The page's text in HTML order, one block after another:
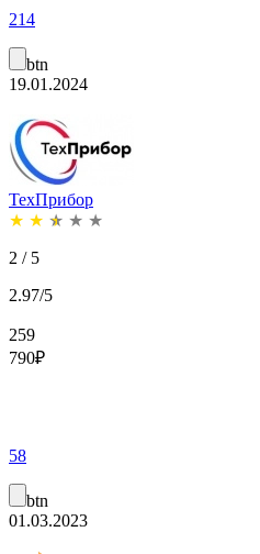
214
btn
19.01.2024
ТехПрибор
★ ★ ★ ★ ★
2 / 5
2.97/5
259
790₽
58
btn
01.03.2023